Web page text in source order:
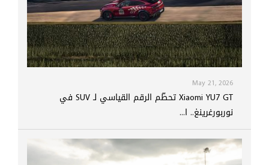
May 21, 2026
Xiaomi YU7 GT تحطّم الرقم القياسي لـ SUV في
نوربورغرينغ.. ا...